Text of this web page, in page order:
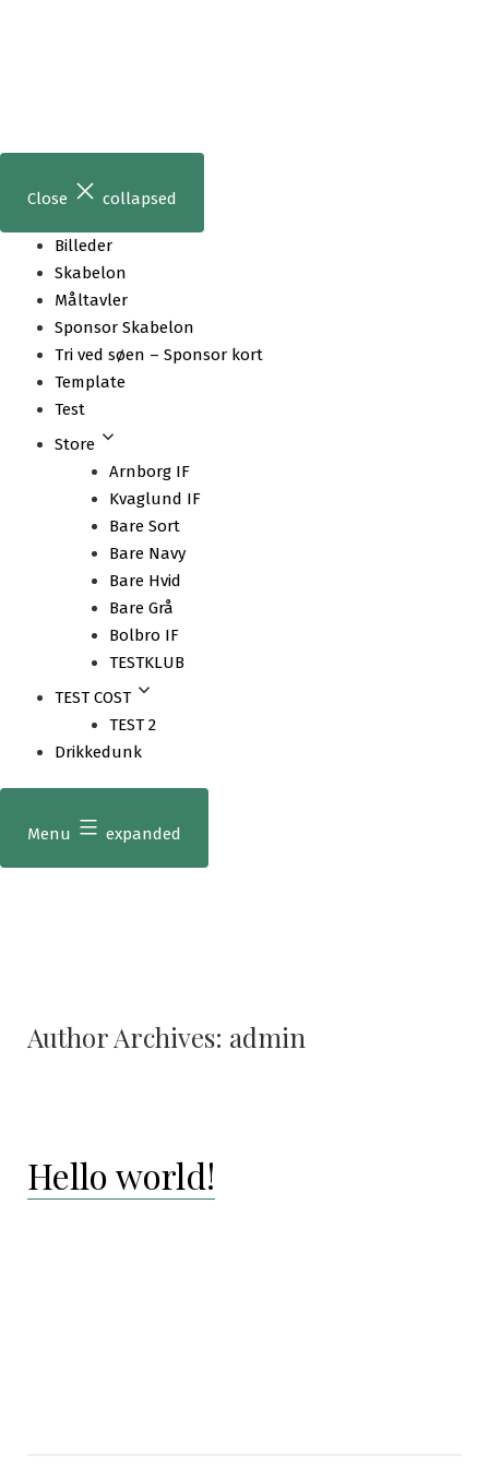
Close collapsed
Billeder
Skabelon
Måltavler
Sponsor Skabelon
Tri ved søen – Sponsor kort
Template
Test
Store
Arnborg IF
Kvaglund IF
Bare Sort
Bare Navy
Bare Hvid
Bare Grå
Bolbro IF
TESTKLUB
TEST COST
TEST 2
Drikkedunk
Menu expanded
Author Archives: admin
Hello world!